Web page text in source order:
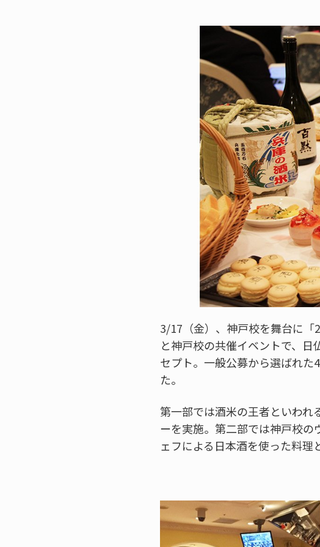
3/17（金）、神戸校を舞台に
と神戸校の共催イベントで、
セプト。一般公募から選ばれ
た。
第一部では酒米の王者といわれ
ーを実施。第二部では神戸校
ェフによる日本酒を使った料理